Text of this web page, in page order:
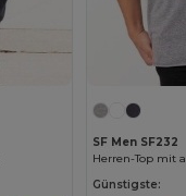
SF Men SF232
Günstigste: